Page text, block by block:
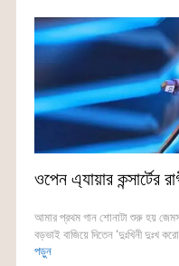
ওপেন এ্যায়ার কন্সার্টের
আমার প্রথম গান শোনাটা শুরু হয়
বড়ভাই বাজিয়ে দিতেন ‘দুঃখিনী দুঃখ
পড়ুন